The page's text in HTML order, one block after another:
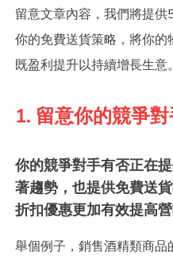
留意文章內容，我們將提
你的免費送貨策略，將你
既盈利提升以持續增長生意。
1. 留意你的競爭
你的競爭對手有否正在
著趨勢，也提供免費送
折扣優惠更加有效提高
舉個例子，銷售酒精類商